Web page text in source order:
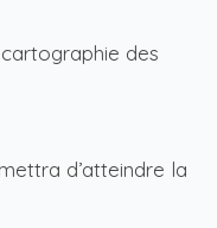
des
d’atteindre la